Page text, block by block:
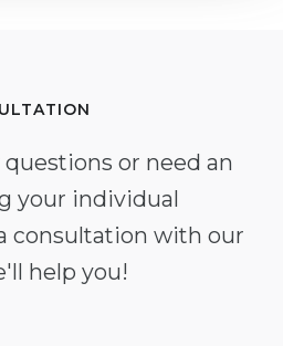
or need an
your individual
consultation with our
help you!